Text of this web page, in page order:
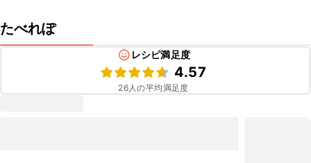
たべれぽ
レシピ満足度
4.57
26人の平均満足度